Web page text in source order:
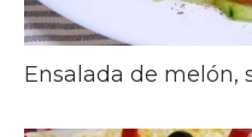
Ensalada de melón,